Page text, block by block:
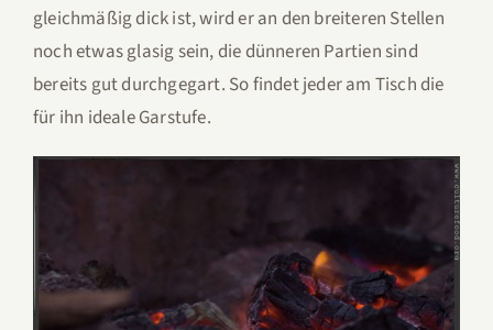
gleichmäßig dick ist, wird er an den breiteren Stellen
noch etwas glasig sein, die dünneren Partien sind
bereits gut durchgegart. So findet jeder am Tisch die
für ihn ideale Garstufe.